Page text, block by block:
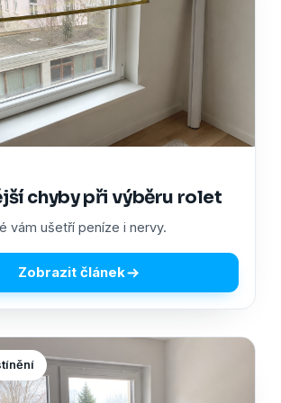
chyby při výběru rolet
vám ušetří peníze i nervy.
Zobrazit článek